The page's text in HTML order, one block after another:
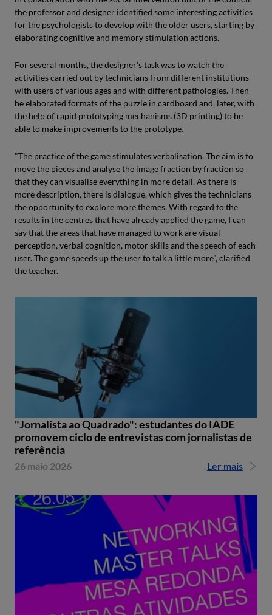
the professor and designer identified some interesting activities
for the psychologists to develop with the older users, starting by
elaborating cognitive and memory stimulation actions.
For several months, the designer's task was to watch the
activities carried out by technicians from different institutions
with users of various ages and with different pathologies. Then
he elaborated formats of the puzzle in cardboard and, later, with
the help of rapid prototyping mechanisms (3D printing) to be
able to make improvements to the prototype.
"The practice of the game stimulates verbalisation. The aim is to
move the pieces and analyse the image fraction by fraction so
that they can visualise everything in more detail. As there is
more description, there is dialogue, which gives the technicians
the opportunity to explore more themes. With regard to the
results in the centres that have already applied the game, I can
say that the areas that have managed to work are visual
perception, verbal cognition, motor skills and the speech of each
user. The game speeds up the user to talk a little more", clarified
the teacher.
"Jornalista ao Quadrado": estudantes do IADE
promovem ciclo de entrevistas com jornalistas de
referência
26 maio 2026 Ler mais